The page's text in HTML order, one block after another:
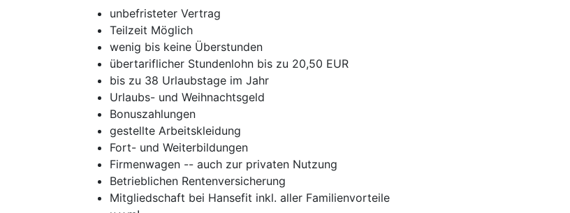
unbefristeter Vertrag
Teilzeit Möglich
wenig bis keine Überstunden
übertariflicher Stundenlohn bis zu 20,50 EUR
bis zu 38 Urlaubstage im Jahr
Urlaubs- und Weihnachtsgeld
Bonuszahlungen
gestellte Arbeitskleidung
Fort- und Weiterbildungen
Firmenwagen -- auch zur privaten Nutzung
Betrieblichen Rentenversicherung
Mitgliedschaft bei Hansefit inkl. aller Familienvorteile